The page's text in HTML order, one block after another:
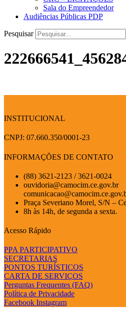
Sala do Empreendedor
Audiências Públicas PDP
Pesquisar
INSTITUCIONAL
CNPJ: 07.660.350/0001-23
INFORMAÇÕES DE CONTATO
(88) 3621-2123 / 3621-0024
ouvidoria@camocim.ce.gov.br
Praça Severiano Morel, S/N –
8h às 14h, de segunda a sexta.
Acesso Rápido
PPA PARTICIPATIVO
SECRETARIAS
PONTOS TURÍSTICOS
CARTA DE SERVIÇOS
Perguntas Frequentes (FAQ)
Política de Privacidade
Facebook Instagram